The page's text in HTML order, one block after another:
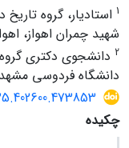
1 استادیار، گروه
شهید چمران اهواز،
2 دانشجوی دکتری
دانشگاه فردوسی
چکیده